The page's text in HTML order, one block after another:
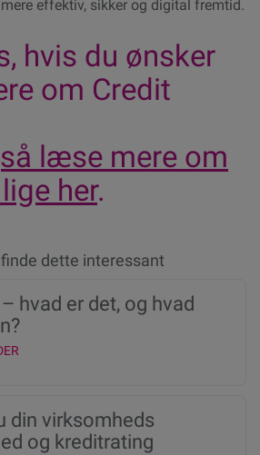
effektiv, sikker og digital fremtid.
hvis du ønsker
om Credit
læse mere om
her.
dette interessant
hvad er det, og hvad
din virksomheds
og kreditrating